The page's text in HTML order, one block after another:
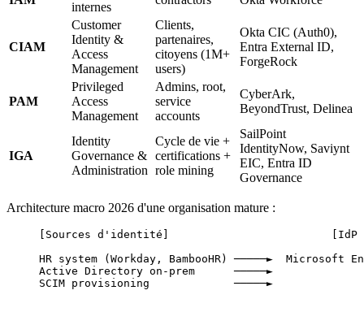
internes
CIAM
Customer
Identity &
Access
Management
Clients,
partenaires,
citoyens (1M+
users)
Okta CIC (Auth0),
Entra External ID,
ForgeRock
PAM
Privileged
Access
Management
Admins, root,
service
accounts
CyberArk,
BeyondTrust, Delinea
IGA
Identity
Governance &
Administration
Cycle de vie +
certifications +
role mining
SailPoint
IdentityNow, Saviynt
EIC, Entra ID
Governance
Architecture macro 2026 d'une organisation mature :
[Sources d'identité]                         [IdP
HR system (Workday, BambooHR) ─────►  Microsoft
Active Directory on-prem      ─────►
SCIM provisioning             ─────►